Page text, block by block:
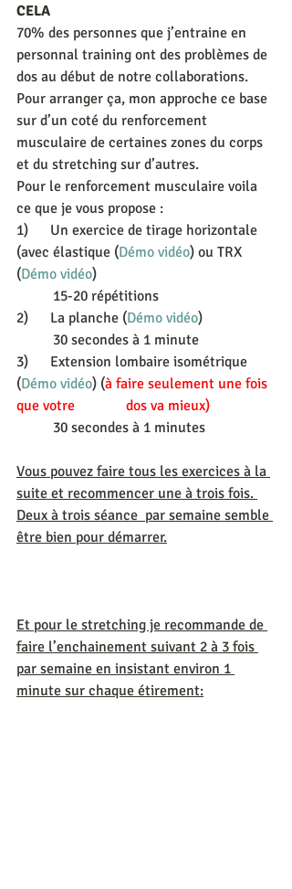
CELA
70% des personnes que j’entraine en
personnal training ont des problèmes de
dos au début de notre collaborations.
Pour arranger ça, mon approche ce base
sur d’un coté du renforcement
musculaire de certaines zones du corps
et du stretching sur d’autres.
Pour le renforcement musculaire voila
ce que je vous propose :
1)      Un exercice de tirage horizontale
(avec élastique (Démo vidéo) ou TRX
(Démo vidéo)
          15-20 répétitions
2)      La planche (Démo vidéo)
          30 secondes à 1 minute
3)      Extension lombaire isométrique
(Démo vidéo) (à faire seulement une fois
que votre    	dos va mieux)
          30 secondes à 1 minutes
Vous pouvez faire tous les exercices à la
suite et recommencer une à trois fois.
Deux à trois séance  par semaine semble
être bien pour démarrer.
Et pour le stretching je recommande de
faire l’enchainement suivant 2 à 3 fois
par semaine en insistant environ 1
minute sur chaque étirement: